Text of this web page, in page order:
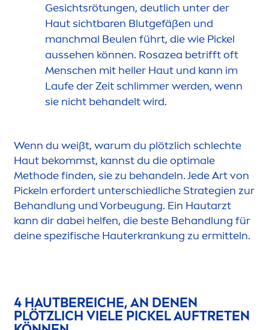
Gesichtsrötungen, deutlich unter der
Haut sichtbaren Blutgefäßen und
manchmal Beulen führt, die wie Pickel
aussehen können. Rosazea betrifft oft
Menschen mit heller Haut und kann im
Laufe der Zeit schlimmer werden, wenn
sie nicht behandelt wird.
Wenn du weißt, warum du plötzlich schlechte
Haut bekommst, kannst du die optimale
Methode finden, sie zu behandeln. Jede Art von
Pickeln erfordert unterschiedliche Strategien zur
Behandlung und Vorbeugung. Ein Hautarzt
kann dir dabei helfen, die beste Behandlung für
deine spezifische Hauterkrankung zu ermitteln.
4 HAUTBEREICHE, AN DENEN
PLÖTZLICH VIELE PICKEL AUFTRETEN